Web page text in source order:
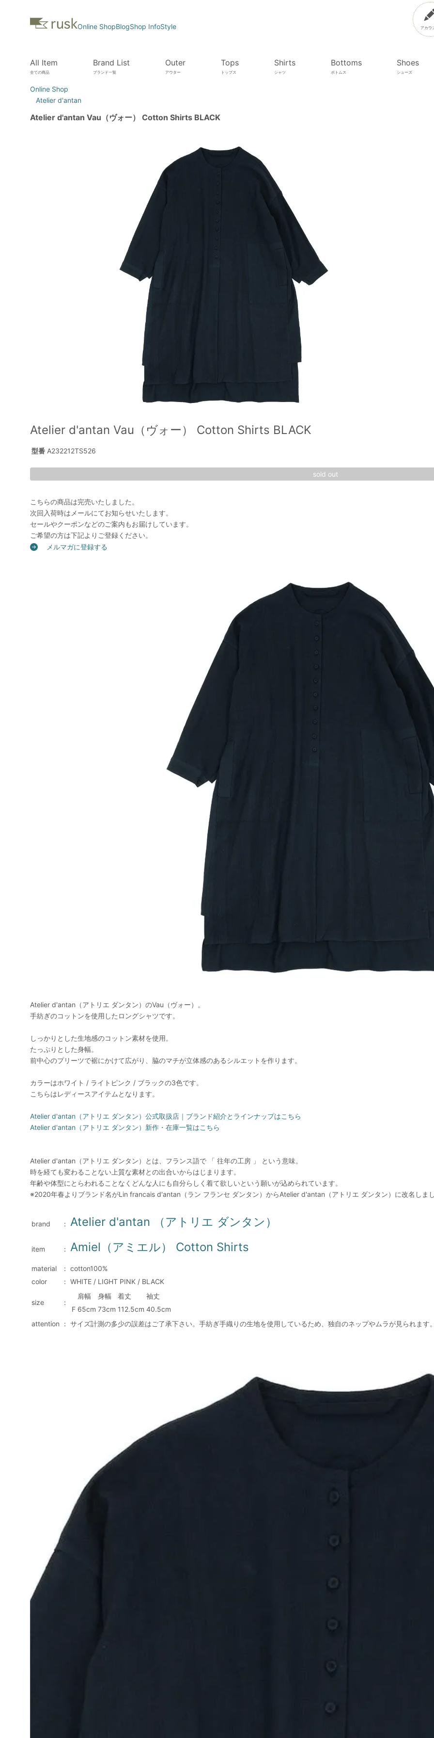
Online ShopBlogShop InfoStyle アカウ
All Item
全ての商品
Brand List
ブランド一覧
Outer
アウター
Tops
トップス
Shirts
シャツ
Bottoms
ボトムス
Shoes
シューズ
Online Shop
Atelier d'antan
Atelier d'antan Vau（ヴォー） Cotton Shirts BLACK
Atelier d'antan Vau（ヴォー） Cotton Shirts BLACK
型番 A232212TS526
sold out
こちらの商品は完売いたしました。
次回入荷時はメールにてお知らせいたします。
セールやクーポンなどのご案内もお届けしています。
ご希望の方は下記よりご登録ください。
メルマガに登録する
Atelier d'antan（アトリエ ダンタン）のVau（ヴォー）。
手紡ぎのコットンを使用したロングシャツです。
しっかりとした生地感のコットン素材を使用。
たっぷりとした身幅。
前中心のプリーツで裾にかけて広がり、脇のマチが立体感のあるシルエットを作ります。
カラーはホワイト / ライトピンク / ブラックの3色です。
こちらはレディースアイテムとなります。
Atelier d'antan（アトリエ ダンタン）公式取扱店｜ブランド紹介とラインナップはこちら
Atelier d'antan（アトリエ ダンタン）新作・在庫一覧はこちら
Atelier d'antan（アトリエ ダンタン）とは、フランス語で 「 往年の工房 」 という意味。
時を経ても変わることない上質な素材との出合いからはじまります。
年齢や体型にとらわれることなくどんな人にも自分らしく着て欲しいという願いが込められています。
※2020年春よりブランド名がLin francais d'antan（ラン フランセ ダンタン）からAtelier d'antan（アトリエ ダンタン）に改名しま
brand ： Atelier d'antan （アトリエ ダンタン）
item ： Amiel（アミエル） Cotton Shirts
material ： cotton100%
color
： WHITE / LIGHT PINK / BLACK
size ：
肩幅 身幅 着丈
袖丈
F 65cm 73cm 112.5cm 40.5cm
attention
： サイズ計測の多少の誤差はご了承下さい。手紡ぎ手織りの生地を使用しているため、独自のネップやムラが見られま